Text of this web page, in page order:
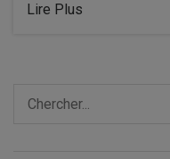
Lire Plus